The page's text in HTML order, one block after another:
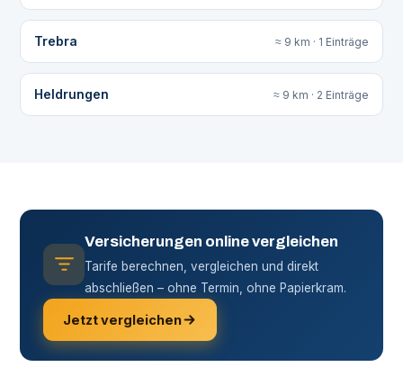
Trebra ≈ 9 km · 1 Einträge
Heldrungen ≈ 9 km · 2 Einträge
Versicherungen online vergleichen
Tarife berechnen, vergleichen und direkt
abschließen – ohne Termin, ohne Papierkram.
Jetzt vergleichen